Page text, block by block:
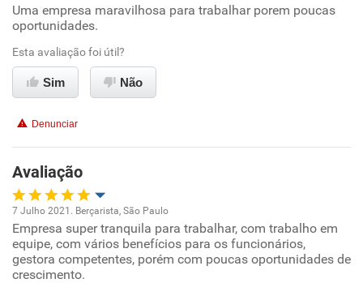
Oportunidade de promoção
Ambiente de trabalho
Conciliação com a vida familiar
Recomenda esta empresa
Recomenda a diretoria
Uma empresa maravilhosa para trabalhar porem poucas
oportunidades.
Esta avaliação foi útil?
Sim Não
Denunciar
Avaliação
Oportunidade de promoção
Ambiente de trabalho
7 Julho 2021. Berçarista, São Paulo
Empresa super tranquila para trabalhar, com trabalho em
equipe, com vários benefícios para os funcionários,
gestora competentes, porém com poucas oportunidades de
crescimento.